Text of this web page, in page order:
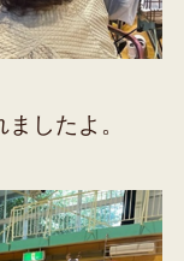
したよ。